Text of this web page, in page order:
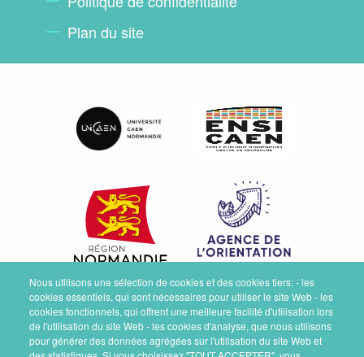
Plan du site
Nous utilisons une sélection de cookies et des cookies tiers: - les
cookies essentiels, qui sont nécessaires pour utiliser le site Web - les
cookies fonctionnels, qui offrent une meilleure facilité d'utilisation lors
de l'utilisation du site Web - les cookies d'analyse, que nous utilisons
pour générer des données agrégées sur l'utilisation du site Web et